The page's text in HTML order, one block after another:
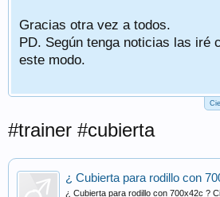
Gracias otra vez a todos.
PD. Según tenga noticias las iré
este modo.
#trainer #cubierta
¿ Cubierta para rodillo con
¿ Cubierta para rodillo con 700x42c ?